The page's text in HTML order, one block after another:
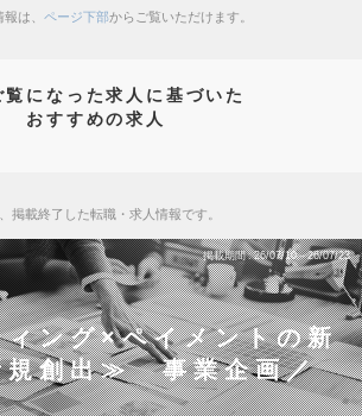
は、 ページ下部からご覧いただけます。
覧になった求人に基づいた
おすすめの求人
掲載終了した転職・求人情報です。
掲載期間 26/07/10～26/07/23
ング×ペイメントの新
規創出≫ 事業企画／